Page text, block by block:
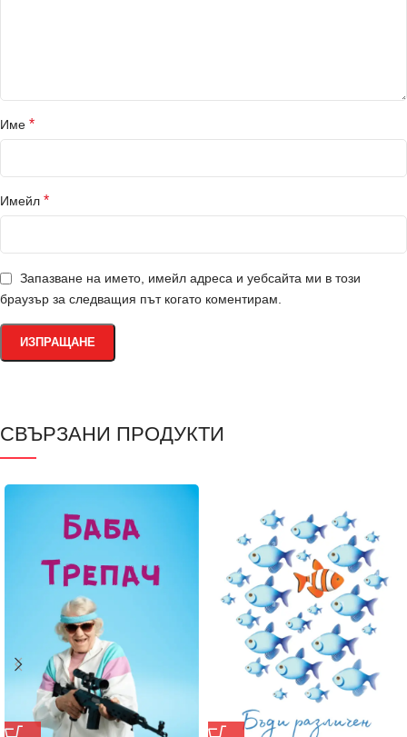
Име *
Имейл *
Запазване на името, имейл адреса и уебсайта ми в този
браузър за следващия път когато коментирам.
СВЪРЗАНИ ПРОДУКТИ